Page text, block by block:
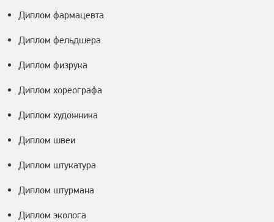
Диплом фармацевта
Диплом фельдшера
Диплом физрука
Диплом хореографа
Диплом художника
Диплом швеи
Диплом штукатура
Диплом штурмана
Диплом эколога